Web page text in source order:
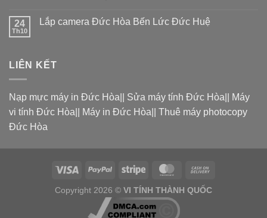
24
Th10
Lắp camera Đức Hòa Bến Lức Đức Huệ
LIÊN KẾT
Nạp mực máy in Đức Hòa Sửa máy tính Đức Hòa
Máy
vi tính Đức Hòa
Máy in Đức Hòa
Thuê máy photocopy
Đức Hòa
Copyright 2026 © VI TÍNH THÀNH QUỐC